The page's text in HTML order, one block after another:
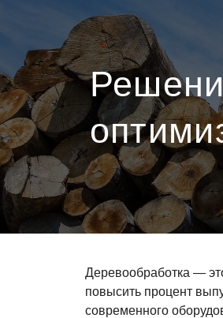
Деревообработка —
повысить процент
современного